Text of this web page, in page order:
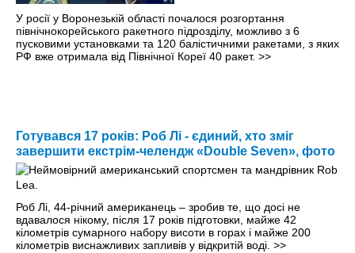
У росії у Воронезькій області почалося розгортання
північнокорейського ракетного підрозділу, можливо з 6
пусковими установками та 120 балістичними ракетами, з яких
РФ вже отримала від Північної Кореї 40 ракет. >>
Готувався 17 років: Роб Лі - єдиний, хто зміг
завершити екстрім-челендж «Double Seven», фото
Роб Лі, 44-річний американець – зробив те, що досі не
вдавалося нікому, після 17 років підготовки, майже 42
кілометрів сумарного набору висоти в горах і майже 200
кілометрів виснажливих запливів у відкритій воді. >>